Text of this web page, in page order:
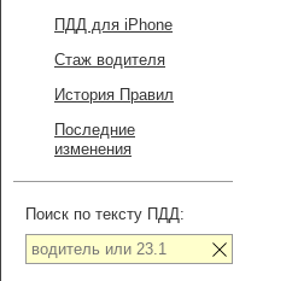
ПДД для iPhone
Стаж водителя
История Правил
Последние
изменения
Поиск по тексту ПДД: